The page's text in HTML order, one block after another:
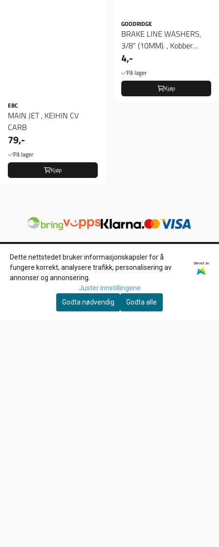
EBC
MAIN JET , KEIHIN CV
CARB
79,-
På lager
Kjøp
GOODRIDGE
BRAKE LINE WASHERS,
3/8" (10MM). , Kobber
Skiver
4,-
På lager
Kjøp
Om oss
Dette nettstedet bruker informasjonskapsler for å
fungere korrekt, analysere trafikk, personalisering av
annonser og annonsering.
Drevet av
Juster innstillingene
Godta nødvendig
Godta alle